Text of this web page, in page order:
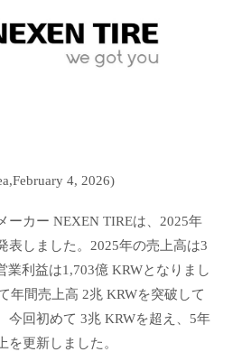
4, 2026)
ーカー NEXEN TIREは、2025年
表しました。2025年の売上高は3
業利益は1,703億 KRWとなりまし
年間売上高 2兆 KRWを突破して
今回初めて 3兆 KRWを超え、5年
を更新しました。